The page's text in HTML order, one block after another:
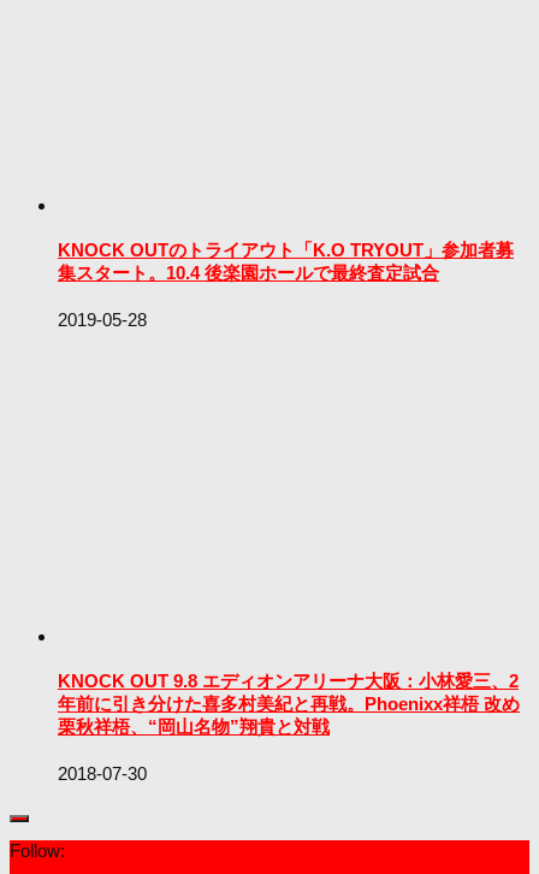
KNOCK OUTのトライアウト「K.O TRYOUT」参加者募
集スタート。10.4 後楽園ホールで最終査定試合
2019-05-28
KNOCK OUT 9.8 エディオンアリーナ大阪：小林愛三、2
年前に引き分けた喜多村美紀と再戦。Phoenixx祥梧 改め
栗秋祥梧、“岡山名物”翔貴と対戦
2018-07-30
Follow: